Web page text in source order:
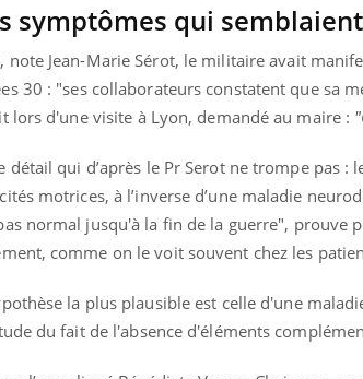
symptômes qui
note Jean-Marie Sérot, le militaire avait
30 : "ses collaborateurs constatent que sa
lors d'une visite à Lyon, demandé au maire :
détail qui d’après le Pr Serot ne trompe pas :
motrices, à l’inverse d’une maladie
normal jusqu'à la fin de la guerre", prouve
comme on le voit souvent chez les
la plus plausible est celle d'une
du fait de l'absence d'éléments
: comprendre pour
brouillard mental ou
Les symptômes de la
Youtube
Insuline &
osait en parler??
En 2026, l'insuline
reste entourée
patients comme